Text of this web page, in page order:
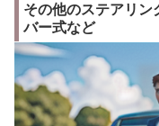
その他のステアリン
バー式など